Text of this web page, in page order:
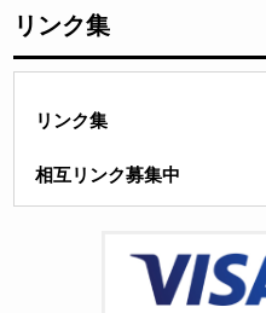
リンク集
リンク集
相互リンク募集中